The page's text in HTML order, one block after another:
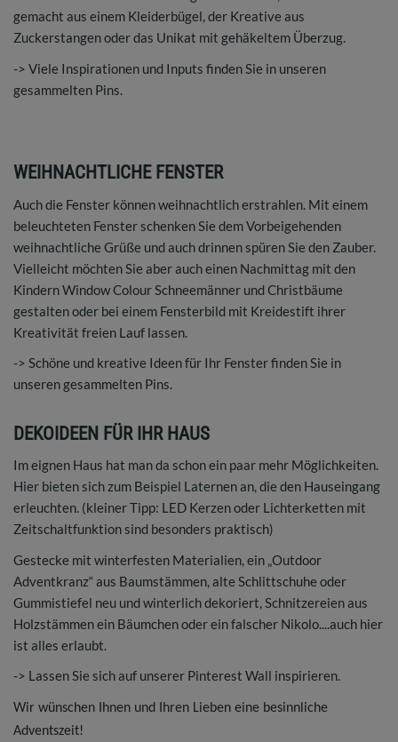
gemacht aus einem Kleiderbügel, der Kreative aus
Zuckerstangen oder das Unikat mit gehäkeltem Überzug.
-> Viele Inspirationen und Inputs finden Sie in unseren
gesammelten Pins.
WEIHNACHTLICHE FENSTER
Auch die Fenster können weihnachtlich erstrahlen. Mit einem
beleuchteten Fenster schenken Sie dem Vorbeigehenden
weihnachtliche Grüße und auch drinnen spüren Sie den Zauber.
Vielleicht möchten Sie aber auch einen Nachmittag mit den
Kindern Window Colour Schneemänner und Christbäume
gestalten oder bei einem Fensterbild mit Kreidestift ihrer
Kreativität freien Lauf lassen.
-> Schöne und kreative Ideen für Ihr Fenster finden Sie in
unseren gesammelten Pins.
DEKOIDEEN FÜR IHR HAUS
Im eignen Haus hat man da schon ein paar mehr Möglichkeiten.
Hier bieten sich zum Beispiel Laternen an, die den Hauseingang
erleuchten. (kleiner Tipp: LED Kerzen oder Lichterketten mit
Zeitschaltfunktion sind besonders praktisch)
Gestecke mit winterfesten Materialien, ein „Outdoor
Adventkranz“ aus Baumstämmen, alte Schlittschuhe oder
Gummistiefel neu und winterlich dekoriert, Schnitzereien aus
Holzstämmen ein Bäumchen oder ein falscher Nikolo....auch hier
ist alles erlaubt.
-> Lassen Sie sich auf unserer Pinterest Wall inspirieren.
Wir wünschen Ihnen und Ihren Lieben eine besinnliche
Adventszeit!